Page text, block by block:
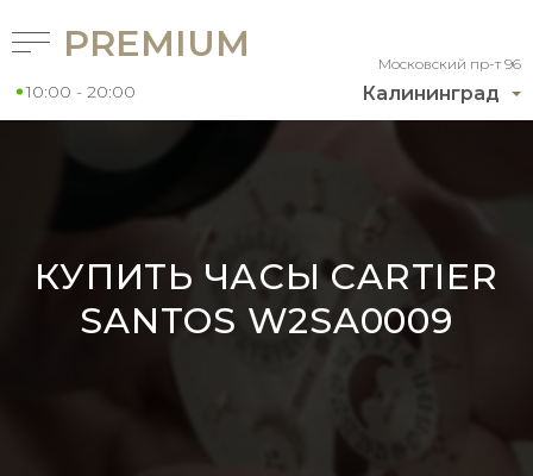
Калининград
Московский пр-т 96
PREMIUM
10:00 - 20:00
КУПИТЬ ЧАСЫ CARTIER
SANTOS W2SA0009